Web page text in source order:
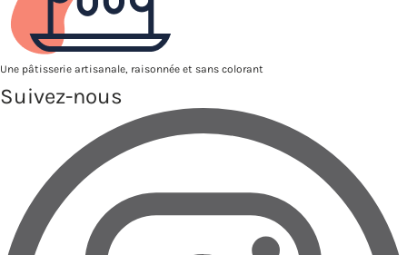
Une pâtisserie artisanale, raisonnée et sans colorant
Suivez-nous